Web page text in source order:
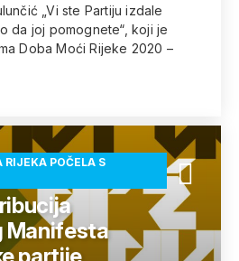
„Vi ste Partiju izdale
da joj pomognete“, koji je
Doba Moći Rijeke 2020 –
POČELA S
Manifesta